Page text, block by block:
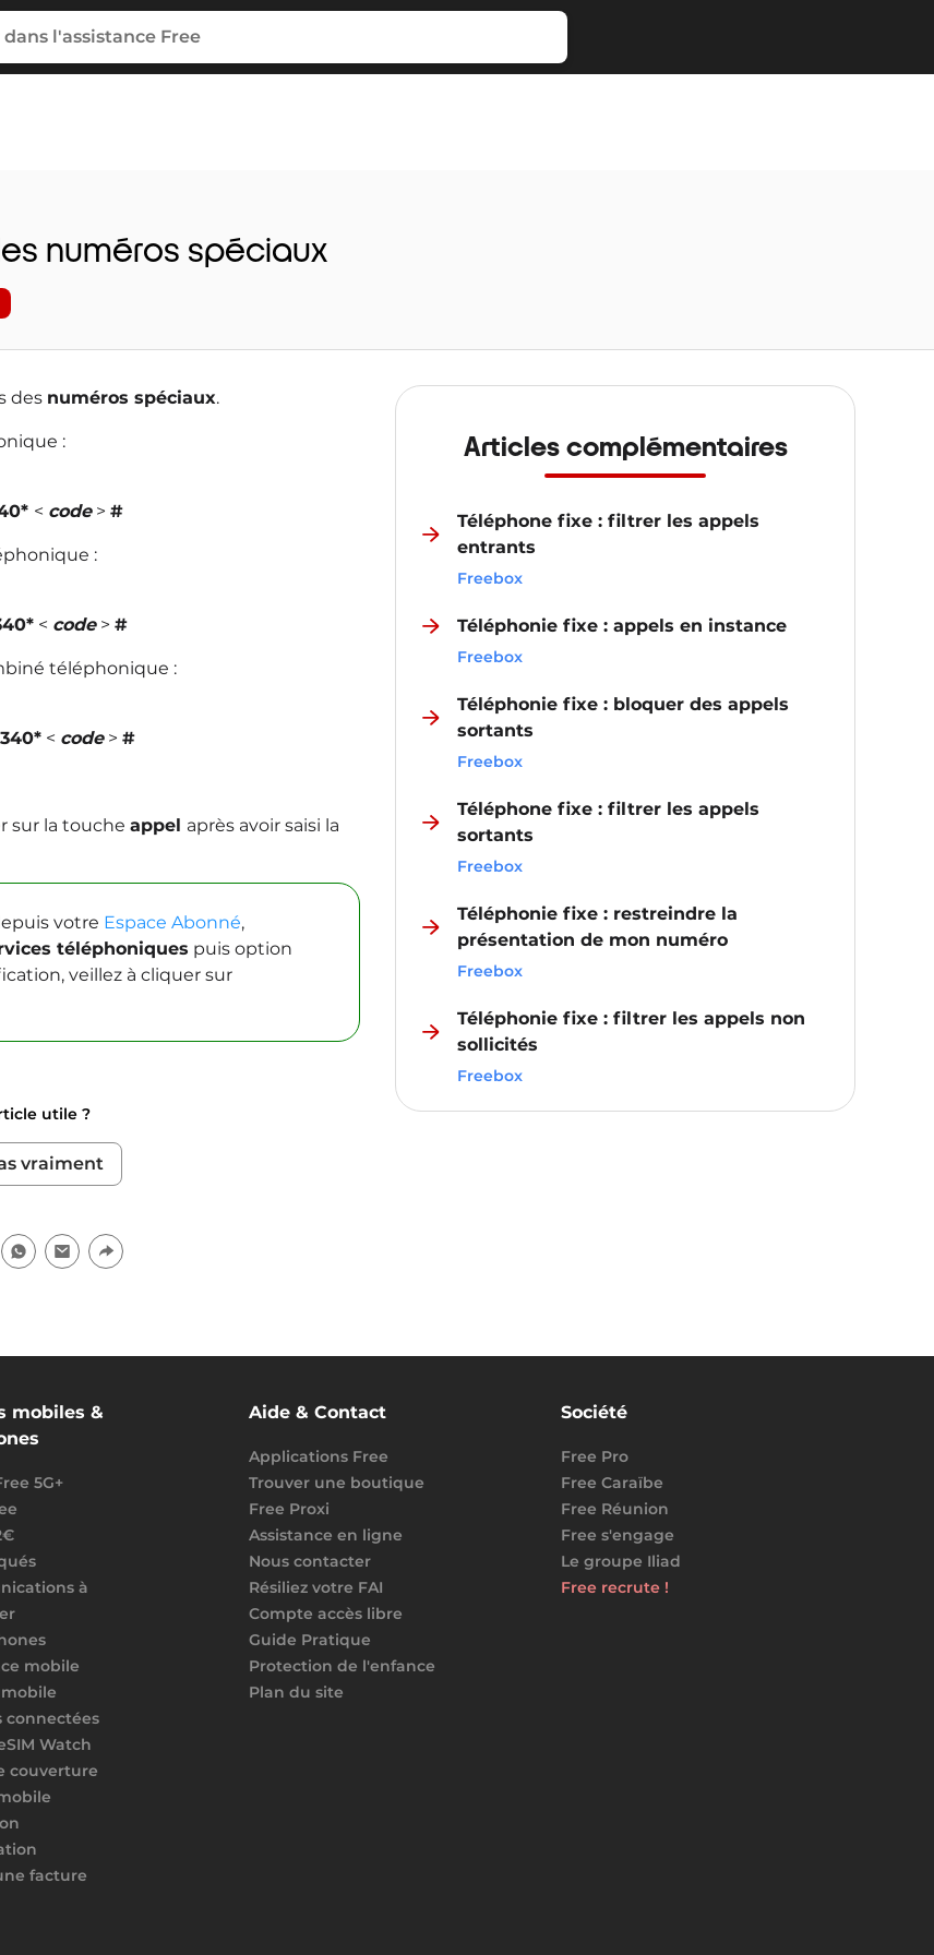
numéros spéciaux
des numéros spéciaux.
:
< code> #
:
< code> #
téléphonique :
< code> #
sur la touche appel après avoir saisi la
votre Espace Abonné,
téléphoniques puis option
veillez à cliquer sur
utile ?
vraiment
Articles complémentaires
Téléphone fixe : filtrer les appels
entrants
Freebox
Téléphonie fixe : appels en instance
Freebox
Téléphonie fixe : bloquer des appels
sortants
Freebox
Téléphone fixe : filtrer les appels
sortants
Freebox
Téléphonie fixe : restreindre la
présentation de mon numéro
Freebox
Téléphonie fixe : filtrer les appels non
sollicités
Freebox
mobiles &
5G+
à
mobile
connectées
Watch
couverture
facture
Aide & Contact
Applications Free
Trouver une boutique
Free Proxi
Assistance en ligne
Nous contacter
Résiliez votre FAI
Compte accès libre
Guide Pratique
Protection de l'enfance
Plan du site
Société
Free Pro
Free Caraïbe
Free Réunion
Free s'engage
Le groupe Iliad
Free recrute !